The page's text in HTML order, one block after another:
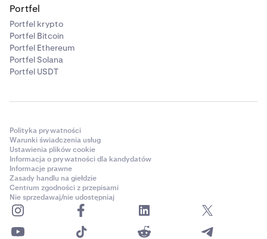
Portfel
Portfel krypto
Portfel Bitcoin
Portfel Ethereum
Portfel Solana
Portfel USDT
Polityka prywatności
Warunki świadczenia usług
Ustawienia plików cookie
Informacja o prywatności dla kandydatów
Informacje prawne
Zasady handlu na giełdzie
Centrum zgodności z przepisami
Nie sprzedawaj/nie udostępniaj